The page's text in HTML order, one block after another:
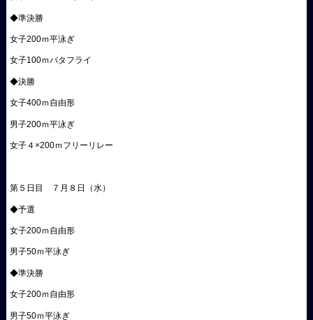
◆準決勝
女子200ｍ平泳ぎ
女子100ｍバタフライ
◆決勝
女子400ｍ自由形
男子200ｍ平泳ぎ
女子４×200ｍフリーリレー
第５日目 ７月８日（水）
◆予選
女子200ｍ自由形
男子50ｍ平泳ぎ
◆準決勝
女子200ｍ自由形
男子50ｍ平泳ぎ